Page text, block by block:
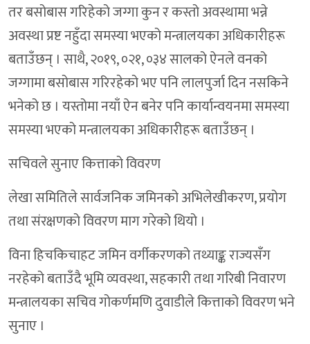
तर बसोबास गरिहेको जग्गा कुन र कस्तो अवस्थामा भन्ने
अवस्था प्रष्ट नहुँदा समस्या भएको मन्त्रालयका अधिकारीहरू
बताउँछन् । साथै, २०१९, ०२१, ०३४ सालको ऐनले वनको
जग्गामा बसोबास गरिरहेको भए पनि लालपुर्जा दिन नसकिने
भनेको छ । यस्तोमा नयाँ ऐन बनेर पनि कार्यान्वयनमा समस्या
समस्या भएको मन्त्रालयका अधिकारीहरू बताउँछन् ।
सचिवले सुनाए कित्ताको विवरण
लेखा समितिले सार्वजनिक जमिनको अभिलेखीकरण, प्रयोग
तथा संरक्षणको विवरण माग गरेको थियो ।
विना हिचकिचाहट जमिन वर्गीकरणको तथ्याङ्क राज्यसँग
नरहेको बताउँदै भूमि व्यवस्था, सहकारी तथा गरिबी निवारण
मन्त्रालयका सचिव गोकर्णमणि दुवाडीले कित्ताको विवरण भने
सुनाए ।